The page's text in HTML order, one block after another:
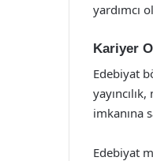
yardımcı
Kariyer
Edebiyat
imkanına
Edebiyat